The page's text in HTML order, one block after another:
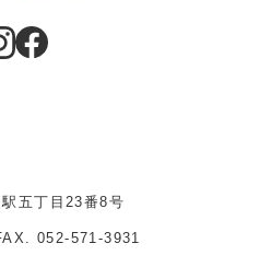
五丁目23番8号
052-571-3931